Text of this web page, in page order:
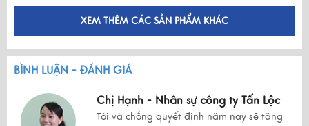
XEM THÊM CÁC SẢN PHẨM KHÁC
BÌNH LUẬN - ĐÁNH GIÁ
Chị Hạnh - Nhân sự công ty Tấn Lộc
Tôi và chồng quyết định năm nay sẽ tặng